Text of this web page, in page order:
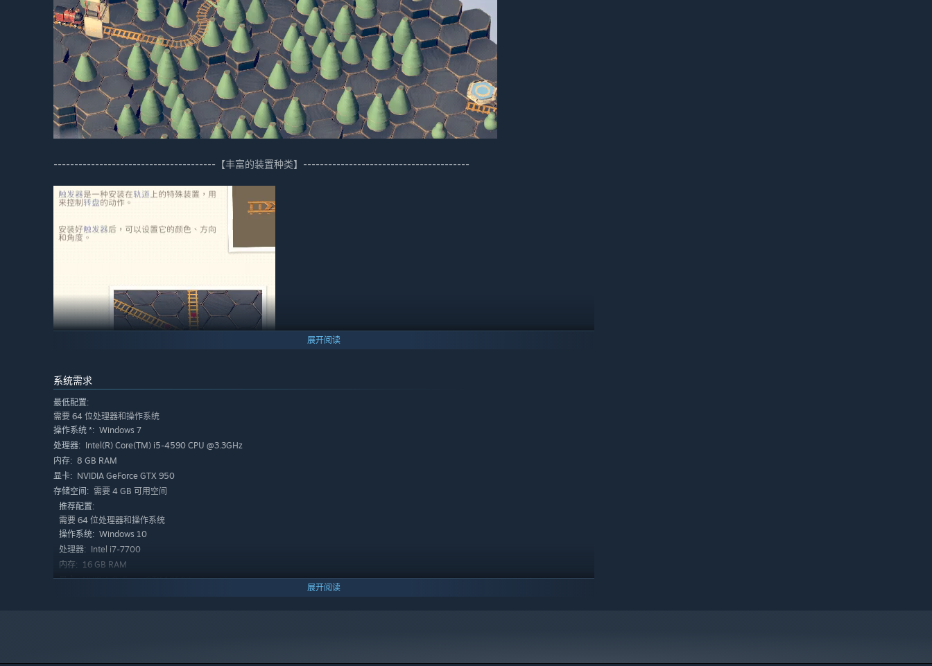
---------------------------------------【丰富的装置种类】----------------------------------------
展开阅读
系统需求
最低配置:
需要 64 位处理器和操作系统
操作系统 *: Windows 7
处理器: Intel(R) Core(TM) i5-4590 CPU @3.3GHz
内存: 8 GB RAM
显卡: NVIDIA GeForce GTX 950
存储空间: 需要 4 GB 可用空间
推荐配置:
需要 64 位处理器和操作系统
操作系统: Windows 10
处理器: Intel i7-7700
内存: 16 GB RAM
显卡: NVIDIA GeForce GTX 1050tI
展开阅读